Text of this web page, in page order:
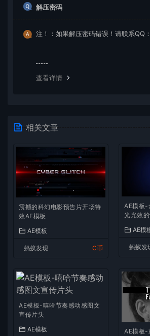
解压密码
注！：如果解压密码错误！请联系QQ
查看详情
相关文章
震撼的科幻电影预告片开场特
效AE模板
AE模板
蚂蚁发现 C币
AE模板-
光光效
AE模
蚂蚁发
AE模板-嘻哈节奏感动感图文
宣传片头
AE模板
AE模板-